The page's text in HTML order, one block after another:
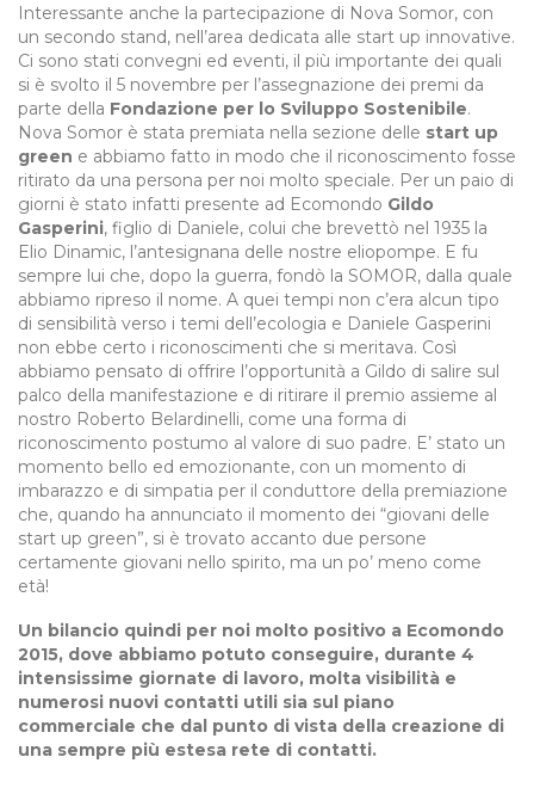
Interessante anche la partecipazione di Nova Somor, con
un secondo stand, nell’area dedicata alle start up innovative.
Ci sono stati convegni ed eventi, il più importante dei quali
si è svolto il 5 novembre per l’assegnazione dei premi da
parte della Fondazione per lo Sviluppo Sostenibile.
Nova Somor è stata premiata nella sezione delle start up
green e abbiamo fatto in modo che il riconoscimento fosse
ritirato da una persona per noi molto speciale. Per un paio di
giorni è stato infatti presente ad Ecomondo Gildo
Gasperini, figlio di Daniele, colui che brevettò nel 1935 la
Elio Dinamic, l’antesignana delle nostre eliopompe. E fu
sempre lui che, dopo la guerra, fondò la SOMOR, dalla quale
abbiamo ripreso il nome. A quei tempi non c’era alcun tipo
di sensibilità verso i temi dell’ecologia e Daniele Gasperini
non ebbe certo i riconoscimenti che si meritava. Così
abbiamo pensato di offrire l’opportunità a Gildo di salire sul
palco della manifestazione e di ritirare il premio assieme al
nostro Roberto Belardinelli, come una forma di
riconoscimento postumo al valore di suo padre. E’ stato un
momento bello ed emozionante, con un momento di
imbarazzo e di simpatia per il conduttore della premiazione
che, quando ha annunciato il momento dei “giovani delle
start up green”, si è trovato accanto due persone
certamente giovani nello spirito, ma un po’ meno come
età!
Un bilancio quindi per noi molto positivo a Ecomondo
2015, dove abbiamo potuto conseguire, durante 4
intensissime giornate di lavoro, molta visibilità e
numerosi nuovi contatti utili sia sul piano
commerciale che dal punto di vista della creazione di
una sempre più estesa rete di contatti.